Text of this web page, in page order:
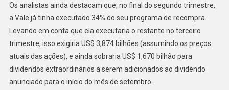
Os analistas ainda destacam que, no final do segundo trimestre,
a Vale já tinha executado 34% do seu programa de recompra.
Levando em conta que ela executaria o restante no terceiro
trimestre, isso exigiria US$ 3,874 bilhões (assumindo os preços
atuais das ações), e ainda sobraria US$ 1,670 bilhão para
dividendos extraordinários a serem adicionados ao dividendo
anunciado para o início do mês de setembro.